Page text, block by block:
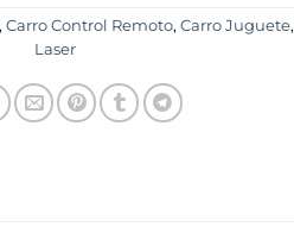
, Carro Control Remoto, Carro Juguete,
Laser